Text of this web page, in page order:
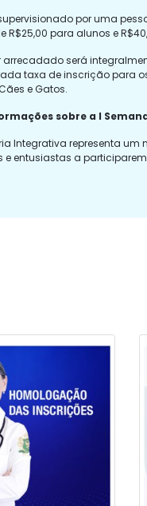
por uma
para alunos e
arrecadado será
taxa de inscrição para
e Gatos.
sobre a I
Integrativa representa
entusiastas a